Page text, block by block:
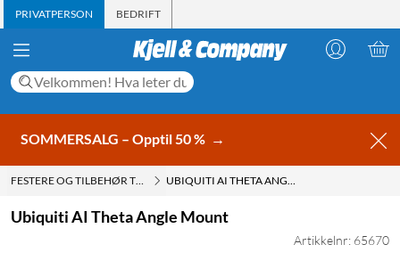
PRIVATPERSON BEDRIFT
SOMMERSALG – Opptil 50 % →
FESTERE OG TILBEHØR TIL OVERVÅKNINGSKAMERAER UBIQUITI AI THETA ANGLE MOUNT
Ubiquiti AI Theta Angle Mount
Artikkelnr: 65670